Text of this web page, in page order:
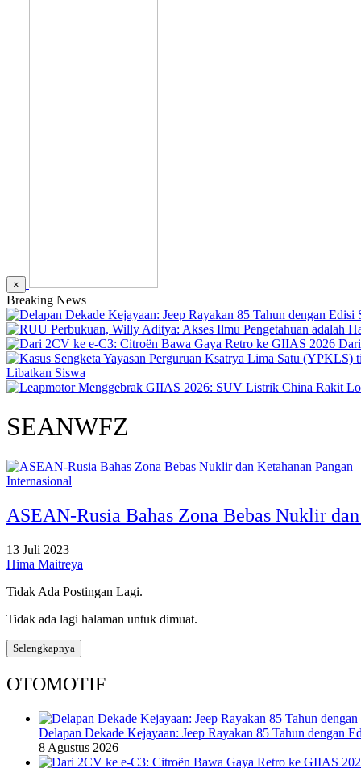
×
Breaking News
Libatkan Siswa
SEANWFZ
Internasional
ASEAN-Rusia Bahas Zona Bebas Nuklir
13 Juli 2023
Hima Maitreya
Tidak Ada Postingan Lagi.
Tidak ada lagi halaman untuk dimuat.
Selengkapnya
OTOMOTIF
Delapan Dekade Kejayaan: Jeep Rayakan 85 Tahun dengan
8 Agustus 2026